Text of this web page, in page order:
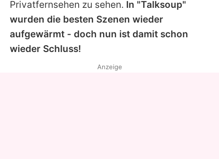
Privatfernsehen zu sehen. In "Talksoup"
wurden die besten Szenen wieder
aufgewärmt - doch nun ist damit schon
wieder Schluss!
Anzeige